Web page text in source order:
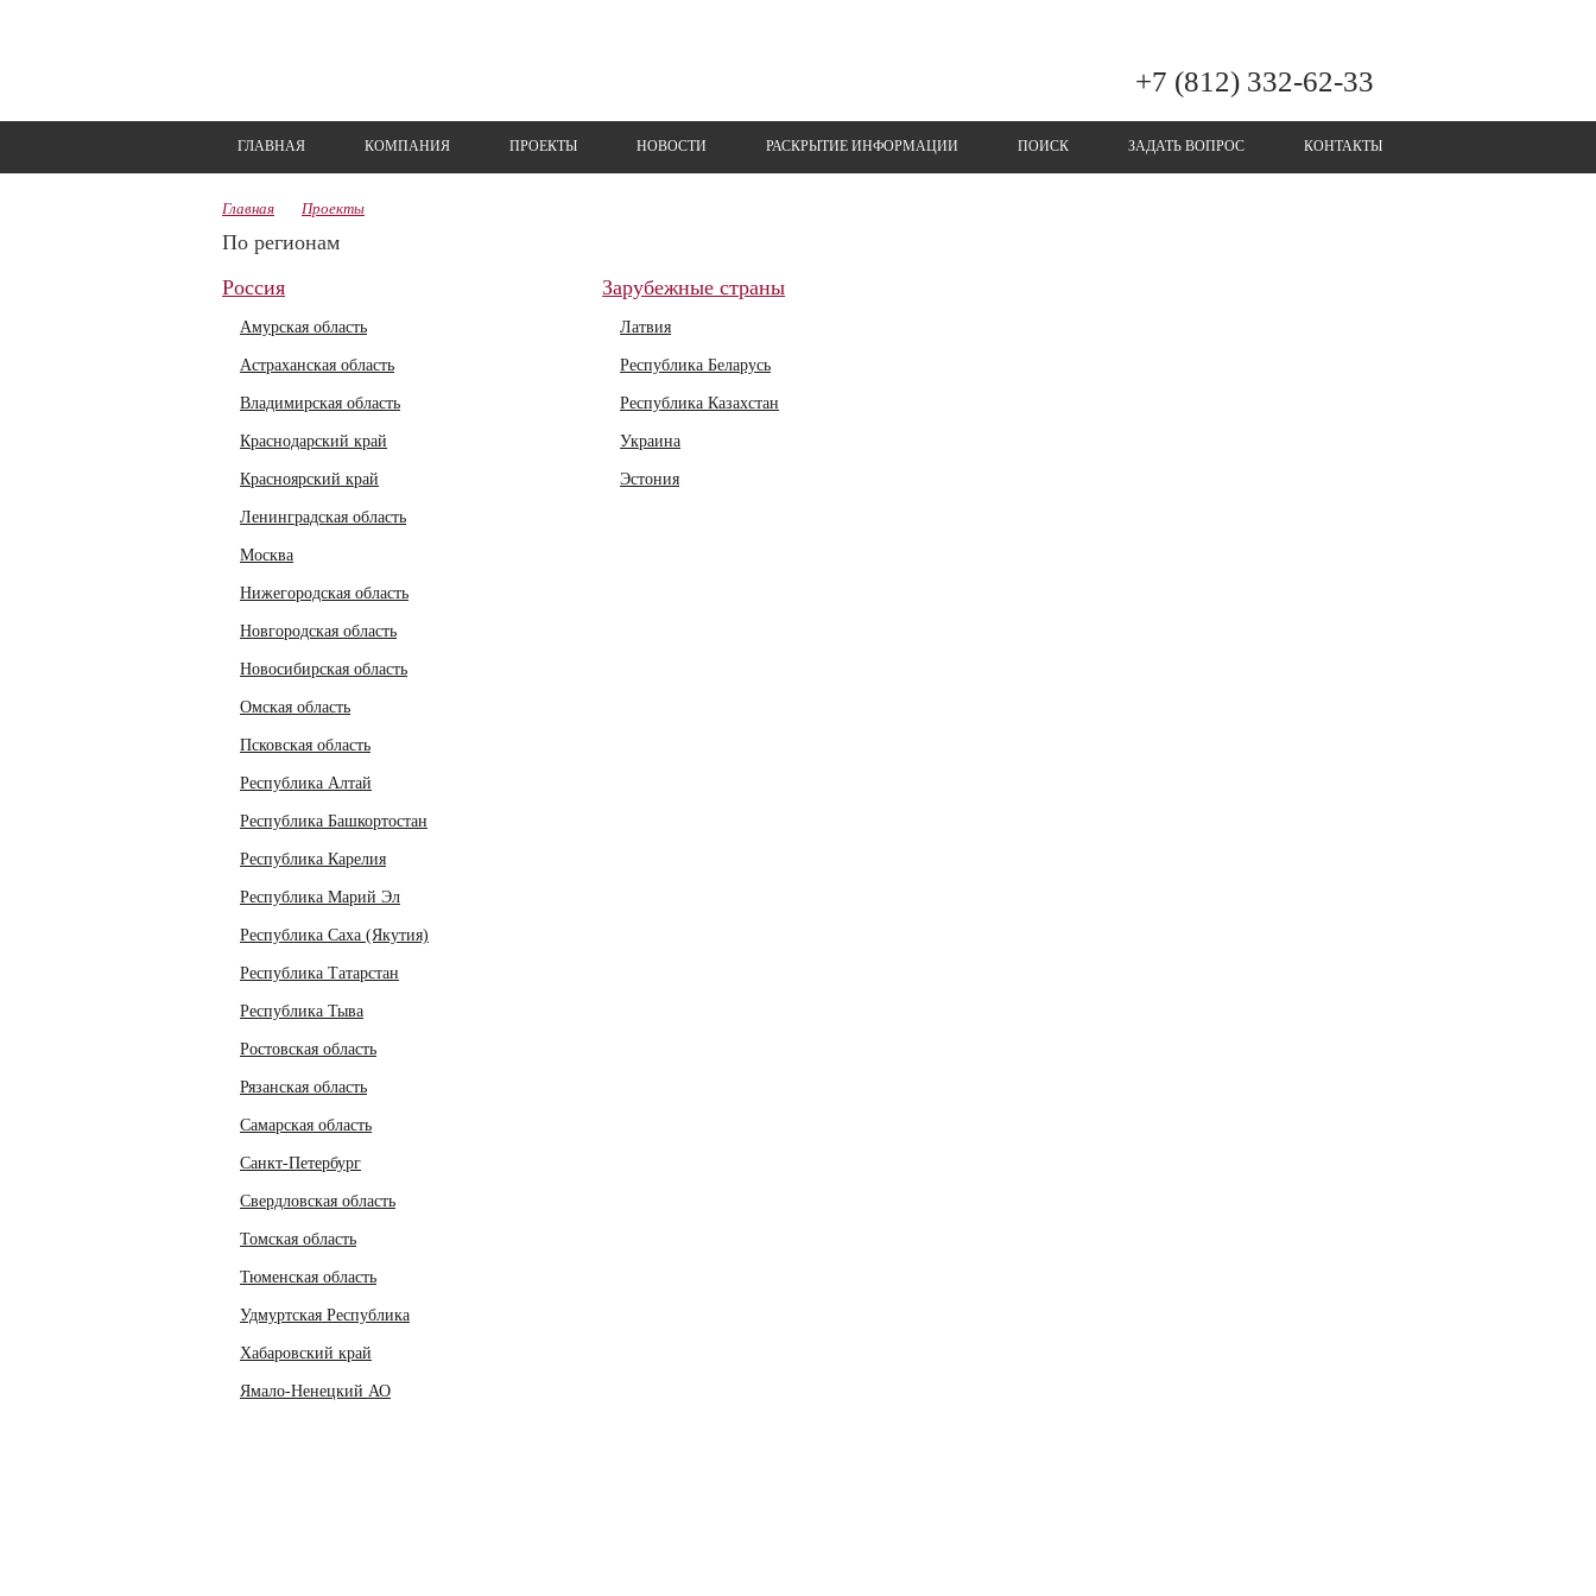
+7 (812) 332-62-33
ГЛАВНАЯ КОМПАНИЯ ПРОЕКТЫ НОВОСТИ РАСКРЫТИЕ ИНФОРМАЦИИ ПОИСК ЗАДАТЬ ВОПРОС КОНТАКТЫ
Главная Проекты
По регионам
Россия
Амурская область
Астраханская область
Владимирская область
Краснодарский край
Красноярский край
Ленинградская область
Москва
Нижегородская область
Новгородская область
Новосибирская область
Омская область
Псковская область
Республика Алтай
Республика Башкортостан
Республика Карелия
Республика Марий Эл
Республика Саха (Якутия)
Республика Татарстан
Республика Тыва
Ростовская область
Рязанская область
Самарская область
Санкт-Петербург
Свердловская область
Томская область
Тюменская область
Удмуртская Республика
Хабаровский край
Ямало-Ненецкий АО
Зарубежные страны
Латвия
Республика Беларусь
Республика Казахстан
Украина
Эстония